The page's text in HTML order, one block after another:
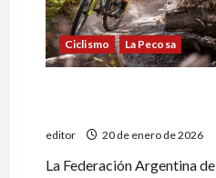
Ciclismo La Pecosa
editor 20 de enero de 2026
La Federación Argentina de